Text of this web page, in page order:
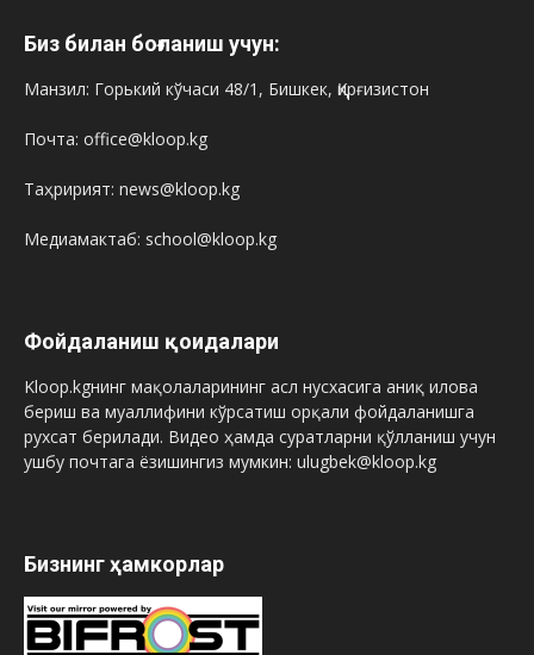
Биз билан боғланиш учун:
Манзил: Горький кўчаси 48/1, Бишкек, Қирғизистон
Почта: office@kloop.kg
Таҳририят: news@kloop.kg
Медиамактаб: school@kloop.kg
Фойдаланиш қоидалари
Kloop.kgнинг мақолаларининг асл нусхасига аниқ илова
бериш ва муаллифини кўрсатиш орқали фойдаланишга
рухсат берилади. Видео ҳамда суратларни қўлланиш учун
ушбу почтага ёзишингиз мумкин: ulugbek@kloop.kg
Бизнинг ҳамкорлар